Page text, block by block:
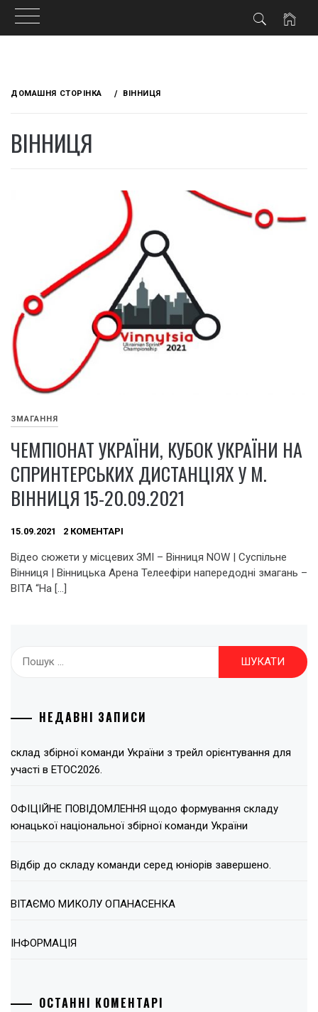
ДОМАШНЯ СТОРІНКА ВІННИЦЯ
ВІННИЦЯ
ЗМАГАННЯ
ЧЕМПІОНАТ УКРАЇНИ, КУБОК УКРАЇНИ НА
СПРИНТЕРСЬКИХ ДИСТАНЦІЯХ У М.
ВІННИЦЯ 15-20.09.2021
15.09.2021 2 КОМЕНТАРІ
Відео сюжети у місцевих ЗМІ – Вінниця NOW | Суспільне
Вінниця | Вінницька Арена Телеефіри напередодні змагань –
ВІТА “На […]
НЕДАВНІ ЗАПИСИ
склад збірної команди України з трейл орієнтування для
участі в ЕТОС2026.
ОФІЦІЙНЕ ПОВІДОМЛЕННЯ щодо формування складу
юнацької національної збірної команди України
Відбір до складу команди серед юніорів завершено.
ВІТАЄМО МИКОЛУ ОПАНАСЕНКА
ІНФОРМАЦІЯ
ОСТАННІ КОМЕНТАРІ